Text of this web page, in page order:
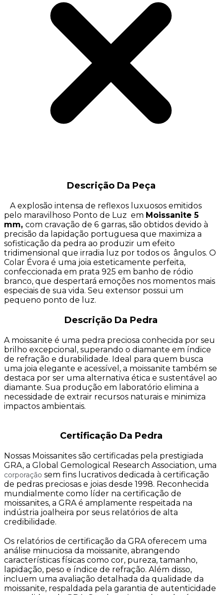
Descrição Da Peça
A explosão intensa de reflexos luxuosos emitidos
pelo maravilhoso Ponto de Luz em Moissanite 5
mm, com cravação de 6 garras, são obtidos devido à
precisão da lapidação portuguesa que maximiza a
sofisticação da pedra ao produzir um efeito
tridimensional que irradia luz por todos os ângulos. O
Colar Évora é uma joia esteticamente perfeita,
confeccionada em prata 925 em banho de ródio
branco, que despertará emoções nos momentos mais
especiais de sua vida. Seu extensor possui um
pequeno ponto de luz.
Descrição Da Pedra
A moissanite é uma pedra preciosa conhecida por seu
brilho excepcional, superando o diamante em índice
de refração e durabilidade. Ideal para quem busca
uma joia elegante e acessível, a moissanite também se
destaca por ser uma alternativa ética e sustentável ao
diamante. Sua produção em laboratório elimina a
necessidade de extrair recursos naturais e minimiza
impactos ambientais.
Certificação Da Pedra
Nossas Moissanites são certificadas pela prestigiada
GRA, a Global Gemological Research Association, uma
corporação sem fins lucrativos dedicada à certificação
de pedras preciosas e joias desde 1998. Reconhecida
mundialmente como líder na certificação de
moissanites, a GRA é amplamente respeitada na
indústria joalheira por seus relatórios de alta
credibilidade.
Os relatórios de certificação da GRA oferecem uma
análise minuciosa da moissanite, abrangendo
características físicas como cor, pureza, tamanho,
lapidação, peso e índice de refração. Além disso,
incluem uma avaliação detalhada da qualidade da
moissanite, respaldada pela garantia de autenticidade